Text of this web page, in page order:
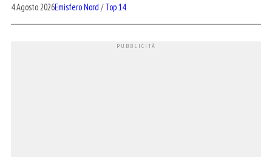
4 Agosto 2026Emisfero Nord /Top 14